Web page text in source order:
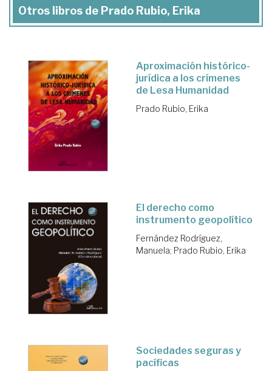
Otros libros de Prado Rubio, Erika
Aproximación histórico-
jurídica a los crímenes
de Lesa Humanidad
Prado Rubio, Erika
El derecho como
instrumento geopolítico
Fernández Rodríguez,
Manuela; Prado Rubio, Erika
Sociedades seguras y
pacíficas